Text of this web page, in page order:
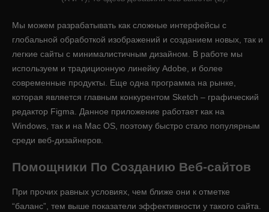
Мы можем разрабатывать как сложные интерфейсы с
глобальной обработкой изображений и созданием новых, так и
легкие сайты с минималистичным дизайном. В работе мы
используем и традиционную линейку Adobe, и более
современные продукты. Еще одна программа на рынке,
которая является главным конкурентом Sketch – графический
редактор Figma. Данное приложение работает как на
Windows, так и на Mac OS, поэтому быстро стало популярным
среди веб-дизайнеров.
Помощники По Созданию Веб-сайтов
При прочих равных условиях, чем ближе они к отметке
“баланс”, тем выше показатели эффективности у такого сайта.